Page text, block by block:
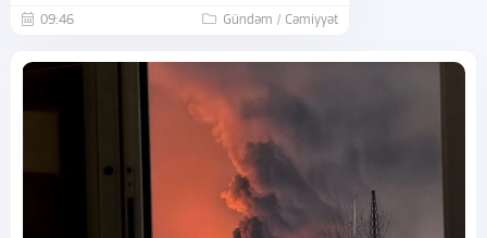
09:46 Gündəm / Cəmiyyət